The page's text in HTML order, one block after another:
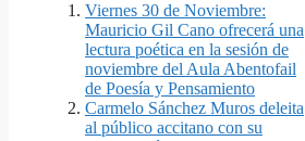
Viernes 30 de Noviembre:
Mauricio Gil Cano ofrecerá una
lectura poética en la sesión de
noviembre del Aula Abentofail
de Poesía y Pensamiento
Carmelo Sánchez Muros deleita
al público accitano con su